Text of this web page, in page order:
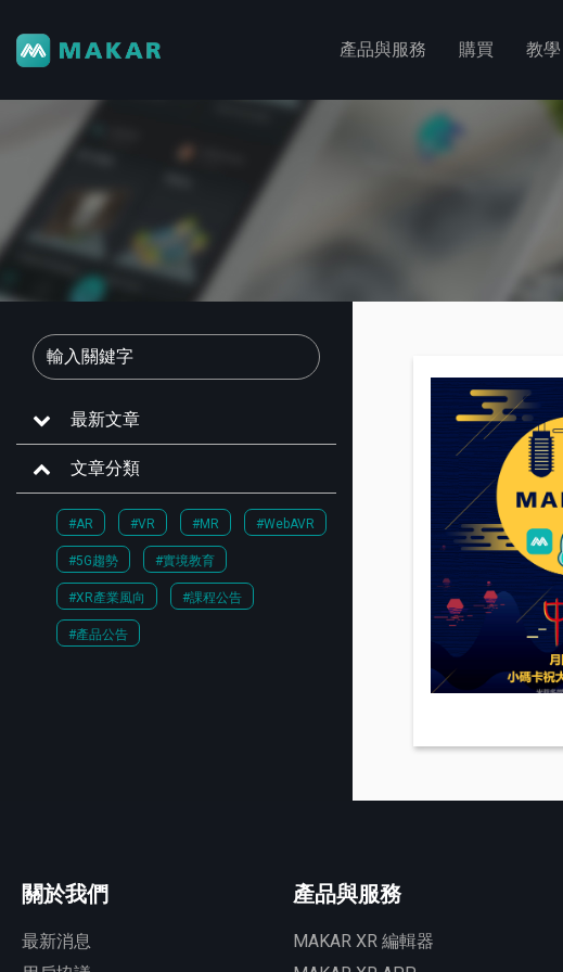
產品與服務 購買 教學
最新文章
文章分類
#AR #VR #MR #WebAVR
#5G趨勢 #實境教育
#XR產業風向 #課程公告
#產品公告
關於我們
最新消息
產品與服務
MAKAR XR 編輯器